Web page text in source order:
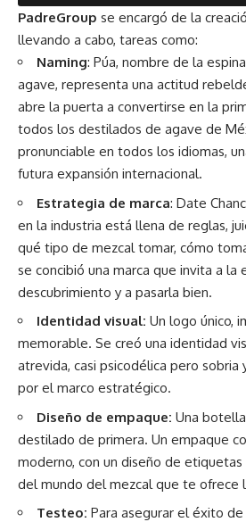
PadreGroup se encargó de la
llevando a cabo, tareas como:
Naming: Púa, nombre de la
agave, representa una actitud
abre la puerta a convertirse en la
todos los destilados de agave de
pronunciable en todos los idiomas,
futura expansión internacional.
Estrategia de marca: Date
en la industria está llena de reglas,
qué tipo de mezcal tomar, cómo
se concibió una marca que invita a la
descubrimiento y a pasarla bien.
Identidad visual: Un logo único,
memorable. Se creó una identidad
atrevida, casi psicodélica pero sobria
por el marco estratégico.
Diseño de empaque: Una
destilado de primera. Un empaque
moderno, con un diseño de
del mundo del mezcal que te ofrece
Testeo: Para asegurar el éxito de